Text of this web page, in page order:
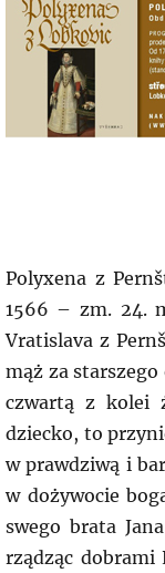
Polyxena z
1566 – zm. 24.
Vratislava z
mąż za
czwartą z kolei
dziecko, to
w prawdziwą i
w dożywocie
swego brata
rządząc dobrami